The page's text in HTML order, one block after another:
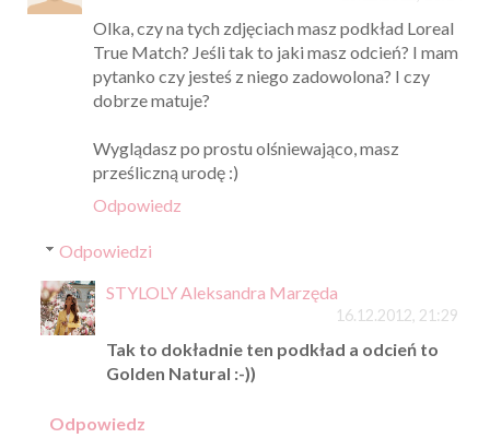
Olka, czy na tych zdjęciach masz podkład Loreal
True Match? Jeśli tak to jaki masz odcień? I mam
pytanko czy jesteś z niego zadowolona? I czy
dobrze matuje?
Wyglądasz po prostu olśniewająco, masz
prześliczną urodę :)
Odpowiedz
Odpowiedzi
STYLOLY Aleksandra Marzęda
16.12.2012, 21:29
Tak to dokładnie ten podkład a odcień to
Golden Natural :-))
Odpowiedz